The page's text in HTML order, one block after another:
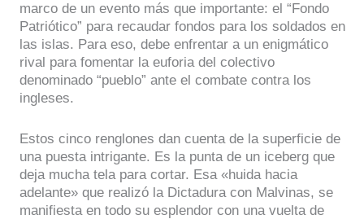
marco de un evento más que importante: el “Fondo
Patriótico” para recaudar fondos para los soldados en
las islas. Para eso, debe enfrentar a un enigmático
rival para fomentar la euforia del colectivo
denominado “pueblo” ante el combate contra los
ingleses.
Estos cinco renglones dan cuenta de la superficie de
una puesta intrigante. Es la punta de un iceberg que
deja mucha tela para cortar. Esa «huida hacia
adelante» que realizó la Dictadura con Malvinas, se
manifiesta en todo su esplendor con una vuelta de